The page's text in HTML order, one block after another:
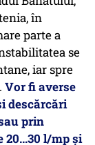
în
parte a
se
iar spre
Vor fi averse
descărcări
prin
l/mp și